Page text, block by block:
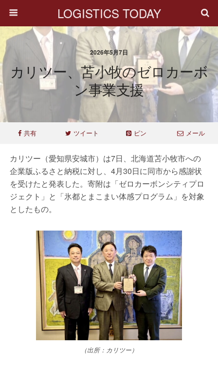
LOGISTICS TODAY
2026年5月7日
カリツー、苫小牧のゼロカーボ
ン事業支援
共有 ツイート ピン メール
カリツー（愛知県安城市）は7日、北海道苫小牧市への
企業版ふるさと納税に対し、4月30日に同市から感謝状
を受けたと発表した。寄附は「ゼロカーボンシティプロ
ジェクト」と「氷都とまこまい体感プログラム」を対象
としたもの。
（出所：カリツー）